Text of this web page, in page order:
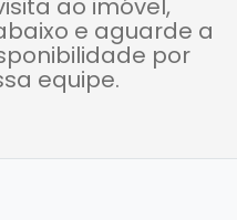
ao imóvel,
e aguarde a
por
equipe.